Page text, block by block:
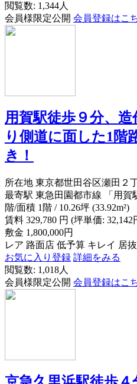
閲覧数: 1,344人
会員様限定公開 会員登録はこ
用賀駅徒歩９分、
り側道に面した1階
き！
所在地 東京都世田谷区瀬田２
最寄駅 東急田園都市線 「用賀
階/面積 1階 / 10.26坪 (33.92m²)
賃料 329,780 円 (坪単価: 32,142
敷金 1,800,000円
レア 路面店 低予算 キレイ 居
お気に入り登録 詳細をみる
閲覧数: 1,018人
会員様限定公開 会員登録はこ